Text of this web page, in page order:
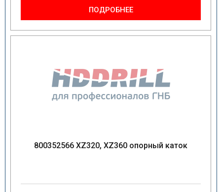
ПОДРОБНЕЕ
800352566 XZ320, XZ360 опорный каток